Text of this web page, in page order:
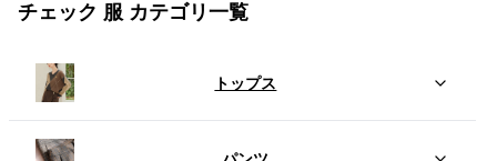
チェック 服 カテゴリ一覧
トップス